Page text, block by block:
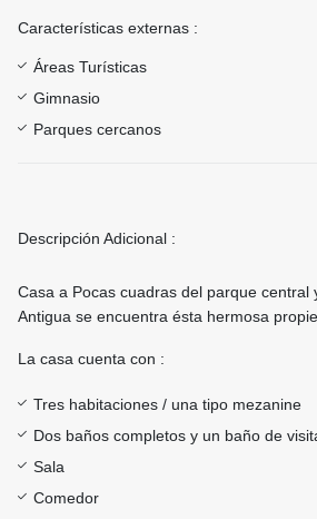
Características externas :
Áreas Turísticas
Gimnasio
Parques cercanos
Descripción Adicional :
Casa a Pocas cuadras del parque central
Antigua se encuentra ésta hermosa
La casa cuenta con :
Tres habitaciones / una tipo mezanine
Dos baños completos y un baño de
Sala
Comedor